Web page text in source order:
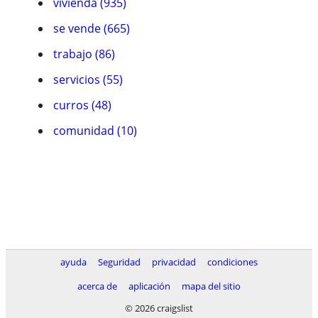
se vende (665)
trabajo (86)
servicios (55)
curros (48)
comunidad (10)
ayuda Seguridad privacidad
condiciones
acerca de
aplicación
mapa del sitio
© 2026 craigslist